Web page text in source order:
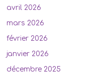
avril 2026
mars 2026
février 2026
janvier 2026
décembre 2025